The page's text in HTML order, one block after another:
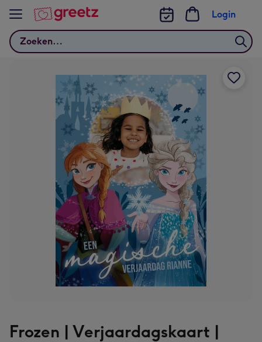
Bekijk meer
Zoeken
Login
Frozen | Verjaardagskaart |